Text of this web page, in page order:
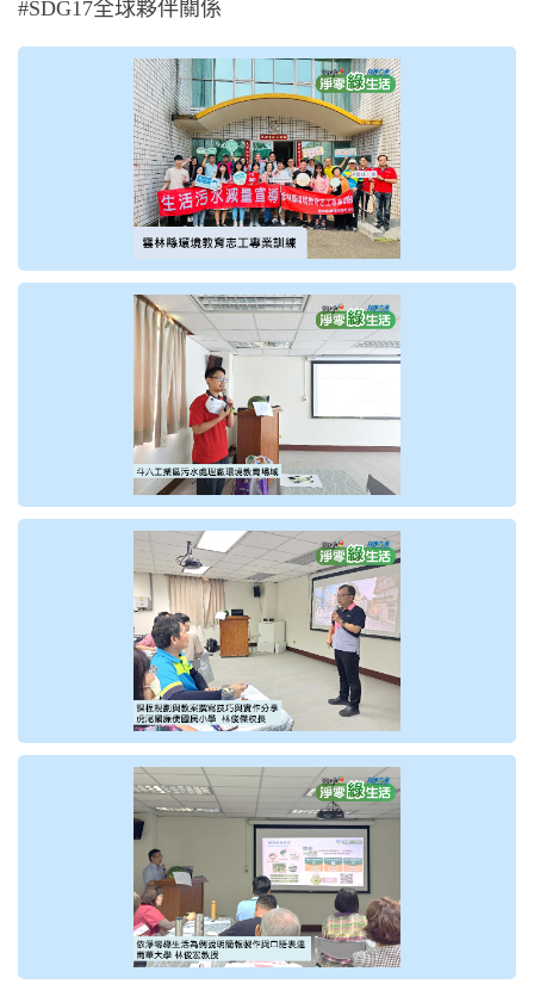
#SDG17全球夥伴關係